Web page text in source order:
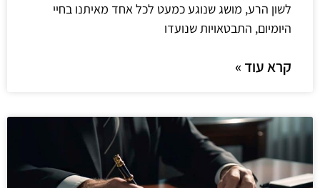
לשון הרע, מושג שנוגע כמעט לכל אחד מאיתנו בחיי
היומיום, התבטאויות שנועדו
קרא עוד »